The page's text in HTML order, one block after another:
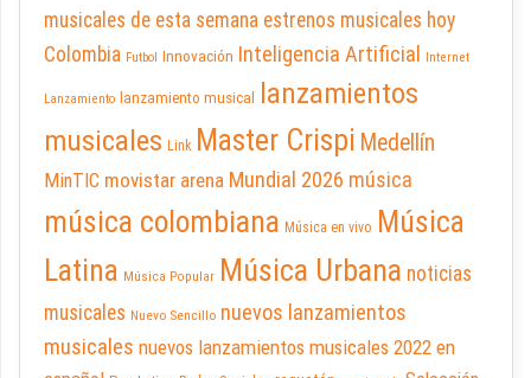
musicales de esta semana estrenos musicales hoy
Colombia Futbol Innovación Inteligencia Artificial Internet
Lanzamiento lanzamiento musical
lanzamientos
musicales Link Master Crispi Medellín
MinTIC movistar arena Mundial 2026 música
música colombiana Música en vivo Música
Latina Música Popular Música Urbana noticias
musicales Nuevo Sencillo nuevos lanzamientos
musicales nuevos lanzamientos musicales 2022 en